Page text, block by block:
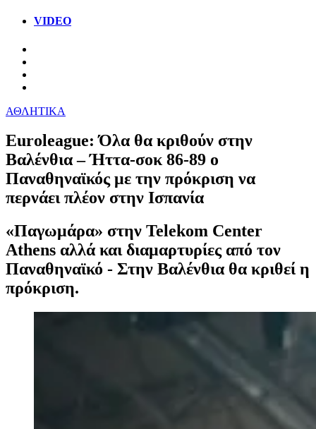
VIDEO
ΑΘΛΗΤΙΚΑ
Euroleague: Όλα θα κριθούν στην
Βαλένθια – Ήττα-σοκ 86-89 ο
Παναθηναϊκός με την πρόκριση να
περνάει πλέον στην Ισπανία
«Παγωμάρα» στην Telekom Center
Athens αλλά και διαμαρτυρίες από τον
Παναθηναϊκό - Στην Βαλένθια θα κριθεί η
πρόκριση.